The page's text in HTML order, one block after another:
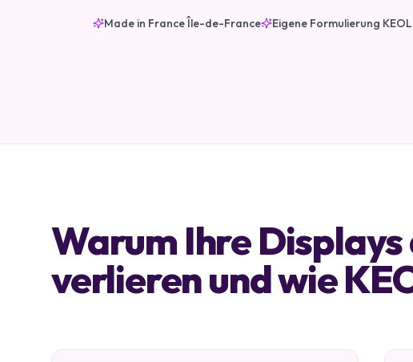
Made in France Île-de-France Eigene Formulierung
Warum Ihre
verlieren und wie